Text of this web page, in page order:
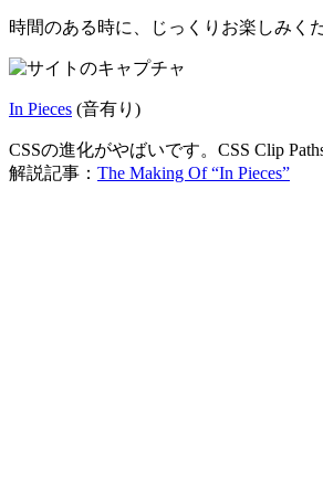
時間のある時に、じっくりお楽しみく
In Pieces (音有り)
CSSの進化がやばいです。CSS Clip
解説記事： The Making Of “In Pieces”